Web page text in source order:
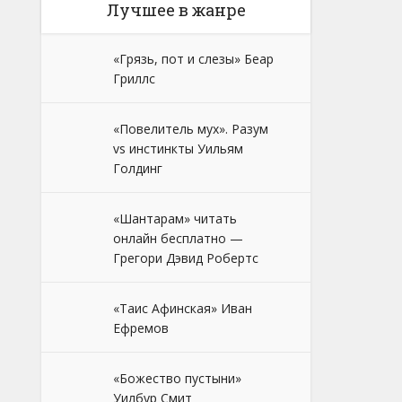
Лучшее в жанре
«Грязь, пот и слезы» Беар
Гриллс
«Повелитель мух». Разум
vs инстинкты Уильям
Голдинг
«Шантарам» читать
онлайн бесплатно —
Грегори Дэвид Робертс
«Таис Афинская» Иван
Ефремов
«Божество пустыни»
Уилбур Смит